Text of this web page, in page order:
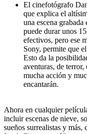
El cinefotógrafo
que explica el
una escena
puede durar unos
efectivos, pero ese
Sony, permite que
Esto da la
aventuras, de
mucha acción y
encantarán.
Ahora en cualquier
incluir escenas de nieve,
sueños surrealistas y